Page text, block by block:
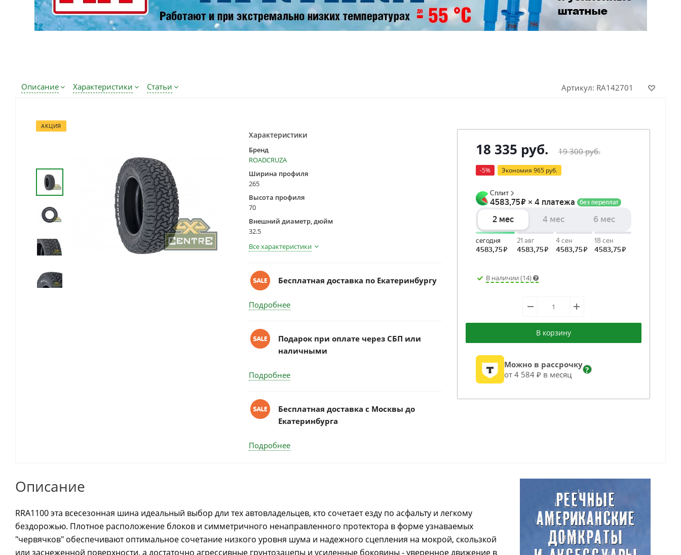
Описание Характеристики Статьи Артикул: RA142701
АКЦИЯ
Характеристики
Бренд
ROADCRUZA
Ширина профиля
265
Высота профиля
70
Внешний диаметр, дюйм
32.5
Все характеристики
Бесплатная доставка по Екатеринбургу
Подробнее
Подарок при оплате через СБП или
наличными
Подробнее
Бесплатная доставка c Москвы до
Екатеринбурга
Подробнее
18 335 руб. 19 300руб.
-5% Экономия 965руб.
В наличии (14)
В корзину
Можно в рассрочку
от 4 584 ₽ в месяц
?
Описание
RRA1100 эта всесезонная шина идеальный выбор дли тех автовладельцев, кто сочетает езду по асфальту и легкому
бездорожью. Плотное расположение блоков и симметричного ненаправленного протектора в форме узнаваемых
"червячков" обеспечивают оптимальное сочетание низкого уровня шума и надежного сцепления на мокрой, скользкой
или заснеженной поверхности, а достаточно агрессивные грунтозацепы и усиленные боковины - уверенное движение в